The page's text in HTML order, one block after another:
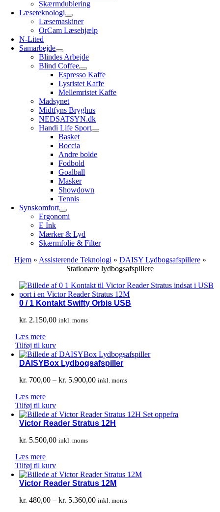
Skærmdublering
Læseteknologi
Læsemaskiner
OrCam Læsehjælp
N-Lited
Samarbejde
Blindes Arbejde
Blind Coffee
Espresso Kaffe
Lysristet Kaffe
Mellemristet Kaffe
Madsynet
Midtfyns Bryghus
NEDSATSYN.dk
Handi Life Sport
Basket
Boccia
Andre bolde
Fodbold
Goalball
Masker
Showdown
Tennis
Synskomfort
Ergonomi
E Ink
Mærker & Lyd
Skærmfolie & Filter
Hjem» Assisterende Teknologi » DAISY Lydbogsafspillere»
Stationære lydbogsafspillere
0 / 1 Kontakt Swifty Orbis USB
kr. 2.150,00 inkl. moms
Læs mere
Tilføj til kurv
DAISYBox Lydbogsafspiller
kr. 700,00 – kr. 5.900,00Prisinterval:
inkl. moms
Læs mere
Tilføj til kurv
Victor Reader Stratus 12H
kr. 5.500,00 inkl. moms
Læs mere
Tilføj til kurv
Victor Reader Stratus 12M
kr. 480,00 – kr. 5.360,00Prisinterval:
inkl. moms